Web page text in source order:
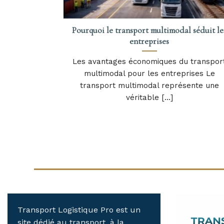
Pourquoi le transport multimodal séduit
entreprises
Les avantages économiques du
multimodal pour les entreprises Le
transport multimodal représente une
véritable [...]
Transport Logistique Pro est un